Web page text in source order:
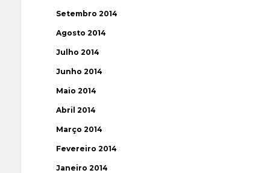
Setembro 2014
Agosto 2014
Julho 2014
Junho 2014
Maio 2014
Abril 2014
Março 2014
Fevereiro 2014
Janeiro 2014